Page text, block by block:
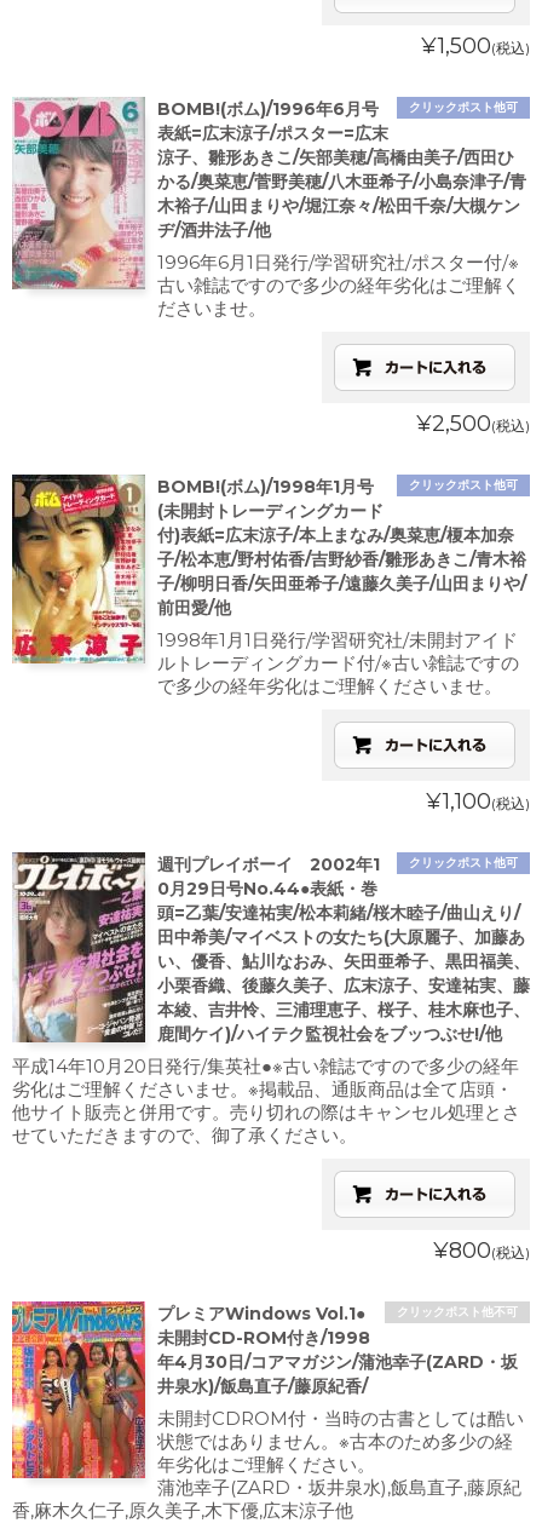
¥1,500(税込)
クリックポスト他可
BOMB!(ボム)/1996年6月号
表紙=広末涼子/ポスター=広末
涼子、雛形あきこ/矢部美穂/高橋由美子/西田ひ
かる/奥菜恵/菅野美穂/八木亜希子/小島奈津子/青
木裕子/山田まりや/堀江奈々/松田千奈/大槻ケン
ヂ/酒井法子/他
1996年6月1日発行/学習研究社/ポスター付/※
古い雑誌ですので多少の経年劣化はご理解く
ださいませ。
¥2,500(税込)
クリックポスト他可
BOMB!(ボム)/1998年1月号
(未開封トレーディングカード
付)表紙=広末涼子/本上まなみ/奥菜恵/榎本加奈
子/松本恵/野村佑香/吉野紗香/雛形あきこ/青木裕
子/柳明日香/矢田亜希子/遠藤久美子/山田まりや/
前田愛/他
1998年1月1日発行/学習研究社/未開封アイド
ルトレーディングカード付/※古い雑誌ですの
で多少の経年劣化はご理解くださいませ。
¥1,100(税込)
クリックポスト他可
週刊プレイボーイ 2002年1
0月29日号No.44●表紙・巻
頭=乙葉/安達祐実/松本莉緒/桜木睦子/曲山えり/
田中希美/マイベストの女たち(大原麗子、加藤あ
い、優香、鮎川なおみ、矢田亜希子、黒田福美、
小栗香織、後藤久美子、広末涼子、安達祐実、藤
本綾、吉井怜、三浦理恵子、桜子、桂木麻也子、
鹿間ケイ)/ハイテク監視社会をブッつぶせ!/他
平成14年10月20日発行/集英社●※古い雑誌ですので多少の経年
劣化はご理解くださいませ。※掲載品、通販商品は全て店頭・
他サイト販売と併用です。売り切れの際はキャンセル処理とさ
せていただきますので、御了承ください。
¥800(税込)
クリックポスト他不可
プレミアWindows Vol.1●
未開封CD-ROM付き/1998
年4月30日/コアマガジン/蒲池幸子(ZARD・坂
井泉水)/飯島直子/藤原紀香/
未開封CDROM付・当時の古書としては酷い
状態ではありません。※古本のため多少の経
年劣化はご理解ください。
蒲池幸子(ZARD・坂井泉水),飯島直子,藤原紀
香,麻木久仁子,原久美子,木下優,広末涼子他